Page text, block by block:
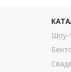
Шоу-